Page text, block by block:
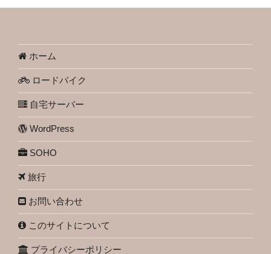
ホーム
ロードバイク
自宅サーバー
WordPress
SOHO
旅行
お問い合わせ
このサイトについて
プライバシーポリシー